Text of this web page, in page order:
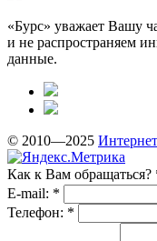
«Бурс» уважает Вашу
и не распространяем
данные.
© 2010—2025
Как к Вам обращаться?
E-mail: *
Телефон: *